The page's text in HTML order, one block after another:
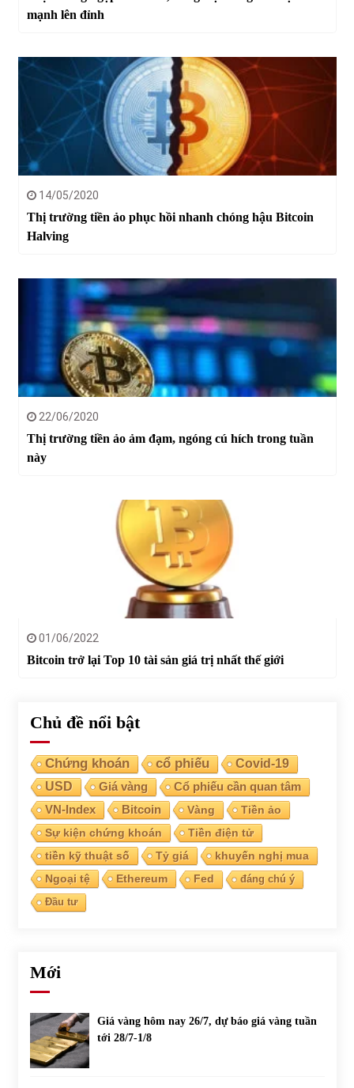
mạnh lên đỉnh
14/05/2020
Thị trường tiền ảo phục hồi nhanh chóng hậu Bitcoin
Halving
22/06/2020
Thị trường tiền ảo ảm đạm, ngóng cú hích trong tuần
này
01/06/2022
Bitcoin trở lại Top 10 tài sản giá trị nhất thế giới
Chủ đề nổi bật
Chứng khoán cổ phiếu
Covid-19
USD
Giá vàng Cổ phiếu cần quan tâm
VN-Index Bitcoin Vàng
Tiền ảo
Sự kiện chứng khoán
Tiền điện tử
tiền kỹ thuật số
Tỷ giá
khuyến nghị mua
Ngoại tệ
Ethereum Fed
đáng chú ý
Đầu tư
Mới
Giá vàng hôm nay 26/7, dự báo giá vàng tuần
tới 28/7-1/8